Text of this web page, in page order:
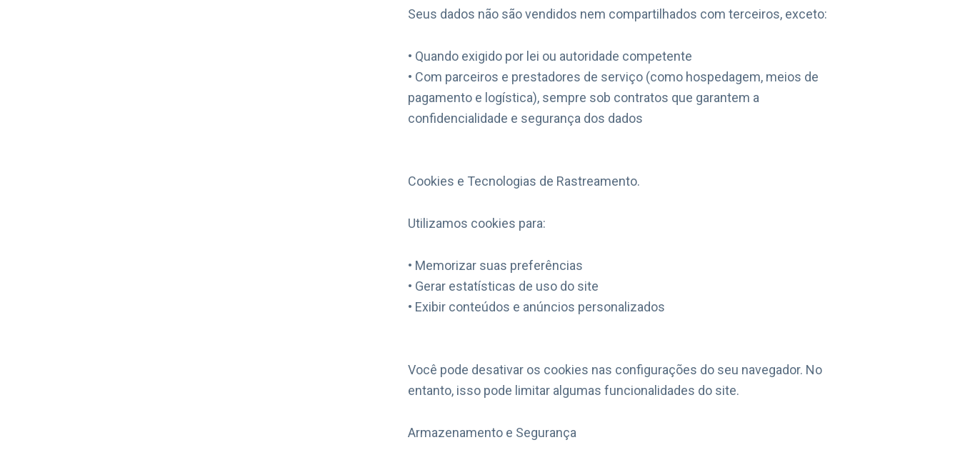
Seus dados não são vendidos nem compartilhados com terceiros, exceto:
• Quando exigido por lei ou autoridade competente
• Com parceiros e prestadores de serviço (como hospedagem, meios de
pagamento e logística), sempre sob contratos que garantem a
confidencialidade e segurança dos dados
Cookies e Tecnologias de Rastreamento.
Utilizamos cookies para:
• Memorizar suas preferências
• Gerar estatísticas de uso do site
• Exibir conteúdos e anúncios personalizados
Você pode desativar os cookies nas configurações do seu navegador. No
entanto, isso pode limitar algumas funcionalidades do site.
Armazenamento e Segurança